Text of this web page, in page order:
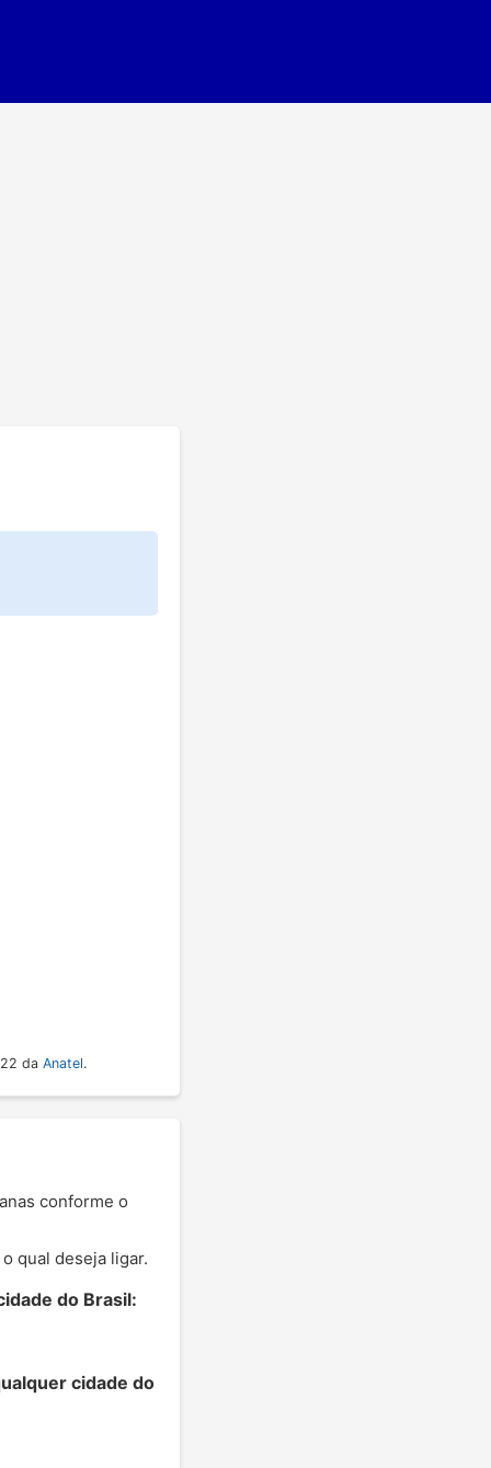
da Anatel.
conforme o
qual deseja ligar.
do Brasil:
cidade do